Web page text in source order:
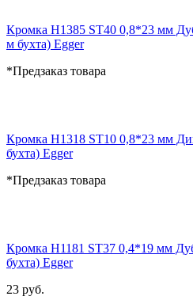
Кромка H1385 ST40 0,8*23 мм
м бухта) Egger
*Предзаказ товара
Кромка H1318 ST10 0,8*23 мм
бухта) Egger
*Предзаказ товара
Кромка H1181 ST37 0,4*19 мм
бухта) Egger
23 руб.